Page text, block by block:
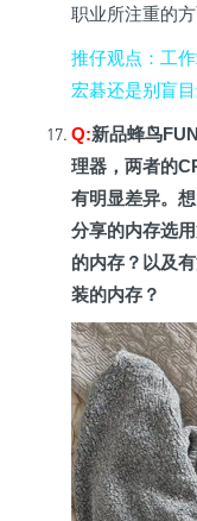
职业所注重的
推仔观点 ：工
宏碁还是别盲
Q:新品蜂鸟
理器，两者的
有明显差异。
分享的内存选
的内存？以及
装的内存？